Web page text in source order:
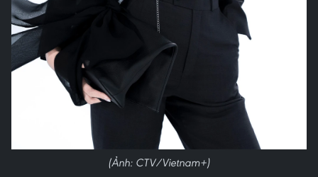
(Ảnh: CTV/Vietnam+)